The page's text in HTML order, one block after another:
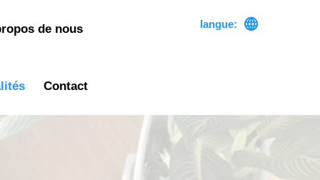
de nous
Contact
langue: 